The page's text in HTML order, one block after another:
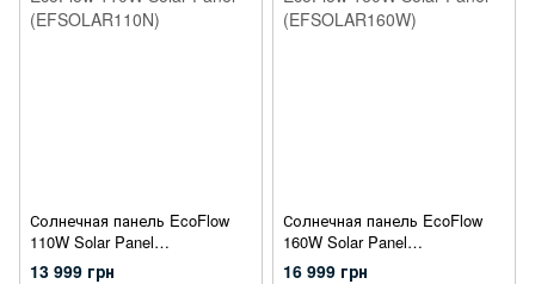
Солнечная панель EcoFlow
110W Solar Panel
(EFSOLAR110N)
13 999 грн
Солнечная панель EcoFlow
160W Solar Panel
(EFSOLAR160W)
16 999 грн